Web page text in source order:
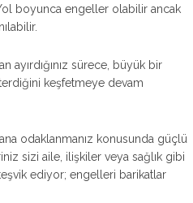
boyunca engeller olabilir ancak
ayırdığınız sürece, büyük bir
keşfetmeye devam
odaklanmanız konusunda güçlü
sizi aile, ilişkiler veya sağlık gibi
ediyor; engelleri barikatlar